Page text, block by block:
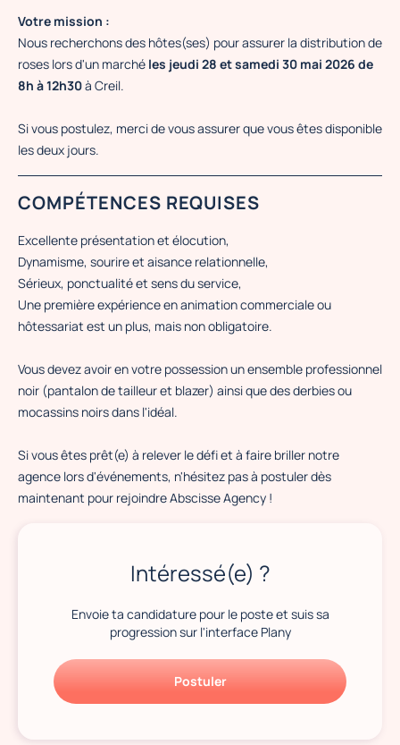
Votre mission :
Nous recherchons des hôtes(ses) pour assurer la distribution de
roses lors d'un marché les jeudi 28 et samedi 30 mai 2026 de
8h à 12h30à Creil.
Si vous postulez, merci de vous assurer que vous êtes disponible
les deux jours.
COMPÉTENCES REQUISES
Excellente présentation et élocution,
Dynamisme, sourire et aisance relationnelle,
Sérieux, ponctualité et sens du service,
Une première expérience en animation commerciale ou
hôtessariat est un plus, mais non obligatoire.
Vous devez avoir en votre possession un ensemble professionnel
noir (pantalon de tailleur et blazer) ainsi que des derbies ou
mocassins noirs dans l'idéal.
Si vous êtes prêt(e) à relever le défi et à faire briller notre
agence lors d'événements, n'hésitez pas à postuler dès
maintenant pour rejoindre Abscisse Agency !
Intéressé(e) ?
Envoie ta candidature pour le poste et suis sa
progression sur l'interface Plany
Postuler